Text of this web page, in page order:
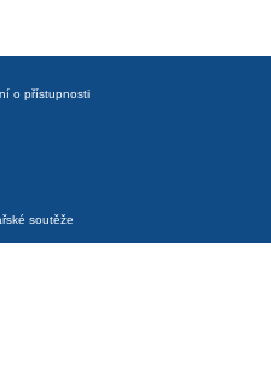
o přístupnosti
soutěže